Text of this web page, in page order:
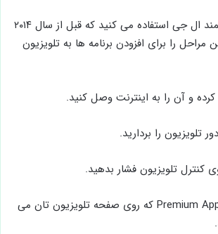
اگر از تلویزیون‌ هوشمند ال ‌جی استفاده می ‌کنید که قبل از سال ۲۰۱۴
را برای افزودن برنامه ‌ها به تلویزیون
4- بگردید و گزینه Premium Apps که روی صفحه تلویزیون تان می